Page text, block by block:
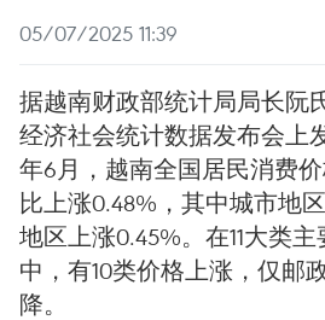
05/07/2025 11:39
据越南财政部统计局局长阮
经济社会统计数据发布会上
年6月，越南全国居民消费
比上涨0.48%，其中城市地
地区上涨0.45%。在11大类
中，有10类价格上涨，仅邮
降。